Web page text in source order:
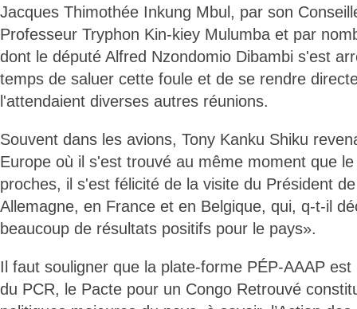
Jacques Thimothée Inkung Mbul, par son
Professeur Tryphon Kin-kiey Mulumba et par
dont le député Alfred Nzondomio Dibambi s'est
temps de saluer cette foule et de se rendre
l'attendaient diverses autres réunions.
Souvent dans les avions, Tony Kanku Shiku
Europe où il s'est trouvé au même moment que
proches, il s'est félicité de la visite du Président
Allemagne, en France et en Belgique, qui, q-t-il
beaucoup de résultats positifs pour le pays».
Il faut souligner que la plate-forme PÉP-AAAP
du PCR, le Pacte pour un Congo Retrouvé